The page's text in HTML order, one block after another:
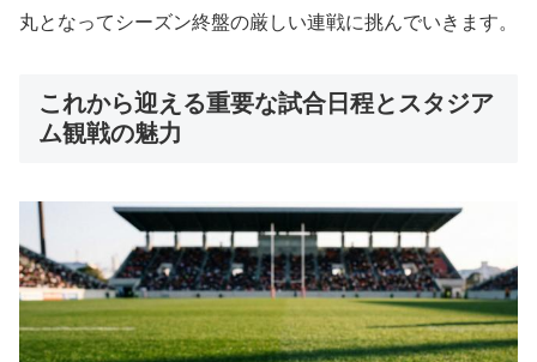
丸となってシーズン終盤の厳しい連戦に挑んでいきます。
これから迎える重要な試合日程とスタジア
ム観戦の魅力